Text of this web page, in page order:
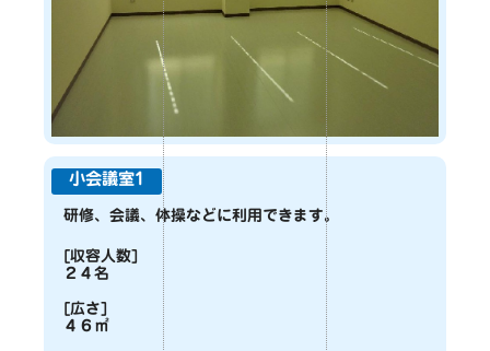
小会議室1
研修、会議、体操などに利用できます。
[収容人数]
２４名
[広さ]
４６㎡